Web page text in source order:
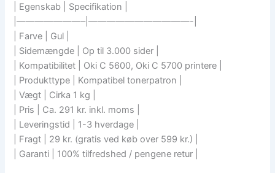
| Egenskab | Specifikation |
|———————–|———————————-|
| Farve | Gul |
| Sidemængde | Op til 3.000 sider |
| Kompatibilitet | Oki C 5600, Oki C 5700 printere |
| Produkttype | Kompatibel tonerpatron |
| Vægt | Cirka 1 kg |
| Pris | Ca. 291 kr. inkl. moms |
| Leveringstid | 1-3 hverdage |
| Fragt | 29 kr. (gratis ved køb over 599 kr.) |
| Garanti | 100% tilfredshed / pengene retur |